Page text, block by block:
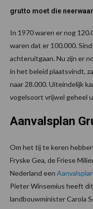
grutto moet die
In 1970 waren er nog
waren dat er 100.000.
achteruitgaan. Nu zijn er
in het beleid plaatsvindt,
naar 28.000. Uiteindelijk
vogelsoort vrijwel geheel
Aanvalsplan
Om het tij te keren
Fryske Gea, de Friese
Nederland een
Pieter Winsemius heeft
landbouwminister Carola